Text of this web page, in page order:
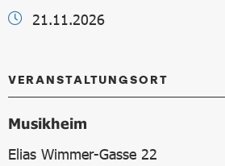
21.11.2026
VERANSTALTUNGSORT
Musikheim
Elias Wimmer-Gasse 22